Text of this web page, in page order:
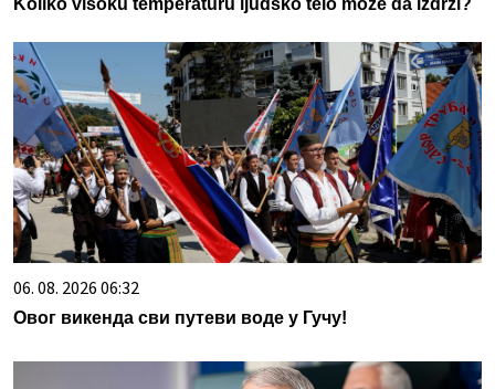
Koliko visoku temperaturu ljudsko telo može da izdrži?
06. 08. 2026 06:32
Овог викенда сви путеви воде у Гучу!